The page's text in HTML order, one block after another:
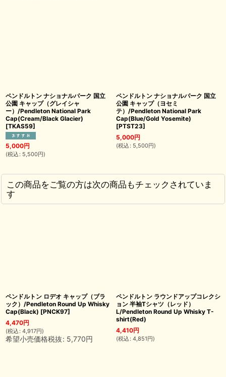
ペンドルトン ナショナルパーク 国立
公園 キャップ（グレイシャ
ー）/Pendleton National Park
Cap(Cream/Black Glacier)
[TKAS59]
5,000円
(税込 : 5,500円)
ペンドルトン ナショナルパーク 国立
公園 キャップ（ヨセミ
テ）/Pendleton National Park
Cap(Blue/Gold Yosemite)
[PTST23]
5,000円
(税込 : 5,500円)
この商品をご覧の方は次の商品もチェックされていま
す
ペンドルトン ロデオ キャップ（ブラ
ック）/Pendleton Round Up Whisky
Cap(Black) [PNCK97]
4,470円
(税込 : 4,917円)
希望小売価格税抜: 5,770円
ペンドルトン ラウンドアップコレクシ
ョン 半袖Tシャツ（レッド）
L/Pendleton Round Up Whisky T-
shirt(Red)
4,410円
(税込 : 4,851円)